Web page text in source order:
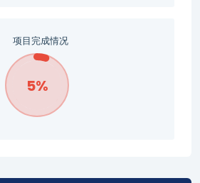
项目完成情况
5%